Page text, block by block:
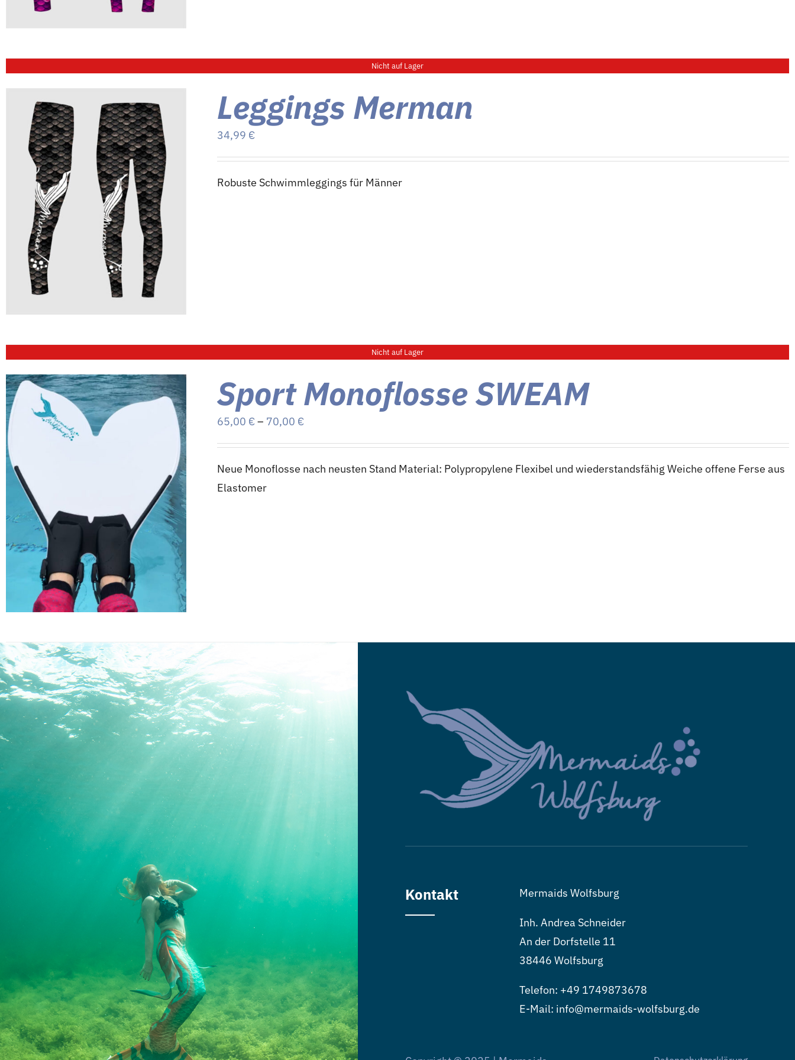
Nicht auf Lager
Leggings Merman
34,99 €
Robuste Schwimmleggings für Männer
Nicht auf Lager
Sport Monoflosse SWEAM
65,00 €– 70,00 €Preisspanne:
65,00 €
Neue Monoflosse nach neusten Stand Material: Polypropylene Flexibel und wiederstandsfähig Weiche offene Ferse aus
Elastomer
Kontakt Mermaids Wolfsburg
Inh. Andrea Schneider
An der Dorfstelle 11
38446 Wolfsburg
Telefon: +49 1749873678
E-Mail: info@mermaids-wolfsburg.de